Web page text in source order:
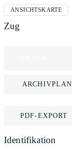
ANSICHTSKARTE
Zug
ARCHIVPLAN
PDF-EXPORT
Identifikation